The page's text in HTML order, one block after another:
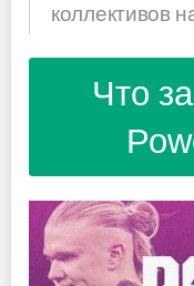
коллективов
Что